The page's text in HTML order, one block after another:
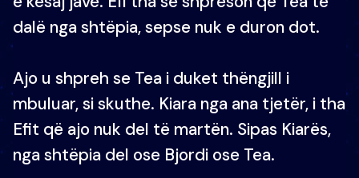
dalë nga shtëpia, sepse nuk e duron dot.
Ajo u shpreh se Tea i duket thëngjill i
mbuluar, si skuthe. Kiara nga ana tjetër, i tha
Efit që ajo nuk del të martën. Sipas Kiarës,
nga shtëpia del ose Bjordi ose Tea.